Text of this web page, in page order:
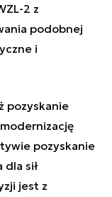
2 z
podobnej
i
pozyskanie
pozyskanie
sił
jest z